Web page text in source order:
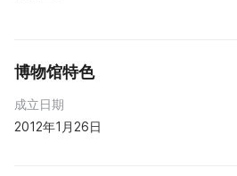
博物馆特色
成立日期
2012年1月26日